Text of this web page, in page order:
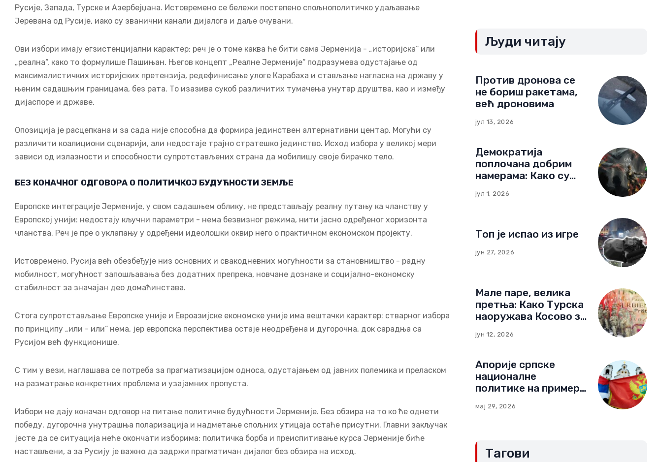
Русије, Запада, Турске и Азербејџана. Истовремено се бележи постепено спољнополитичко удаљавање
Јеревана од Русије, иако су званични канали дијалога и даље очувани.
Ови избори имају егзистенцијални карактер: реч је о томе каква ће бити сама Јерменија - „историјска“ или
„реална“, како то формулише Пашињан. Његов концепт „Реалне Јерменије“ подразумева одустајање од
максималистичких историјских претензија, редефинисање улоге Карабаха и стављање нагласка на државу у
њеним садашњим границама, без рата. То изазива сукоб различитих тумачења унутар друштва, као и између
дијаспоре и државе.
Опозиција је расцепкана и за сада није способна да формира јединствен алтернативни центар. Могући су
различити коалициони сценарији, али недостаје трајно стратешко јединство. Исход избора у великој мери
зависи од излазности и способности супротстављених страна да мобилишу своје бирачко тело.
БЕЗ КОНАЧНОГ ОДГОВОРА О ПОЛИТИЧКОЈ БУДУЋНОСТИ ЗЕМЉЕ
Европске интеграције Јерменије, у свом садашњем облику, не представљају реалну путању ка чланству у
Европској унији: недостају кључни параметри - нема безвизног режима, нити јасно одређеног хоризонта
чланства. Реч је пре о уклапању у одређени идеолошки оквир него о практичном економском пројекту.
Истовремено, Русија већ обезбеђује низ основних и свакодневних могућности за становништво - радну
мобилност, могућност запошљавања без додатних препрека, новчане дознаке и социјално-економску
стабилност за значајан део домаћинстава.
Стога супротстављање Европске уније и Евроазијске економске уније има вештачки карактер: стварног избора
по принципу „или - или“ нема, јер европска перспектива остаје неодређена и дугорочна, док сарадња са
Русијом већ функционише.
С тим у вези, наглашава се потреба за прагматизацијом односа, одустајањем од јавних полемика и преласком
на разматрање конкретних проблема и узајамних пропуста.
Избори не дају коначан одговор на питање политичке будућности Јерменије. Без обзира на то ко ће однети
победу, дугорочна унутрашња поларизација и надметање спољних утицаја остаће присутни. Главни закључак
јесте да се ситуација неће окончати изборима: политичка борба и преиспитивање курса Јерменије биће
настављени, а за Русију је важно да задржи прагматичан дијалог без обзира на исход.
Људи читају
Против дронова се
не бориш ракетама,
већ дроновима
јул 13, 2026
Демократија
поплочана добрим
намерама: Како су
изградиле мрежу
јул 1, 2026
Топ је испао из игре
јун 27, 2026
Мале паре, велика
претња: Како Турска
наоружава Косово за
јун 12, 2026
Апорије српске
националне
политике на примеру
Компромиси и
мај 29, 2026
Тагови